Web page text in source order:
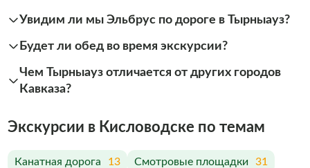
Увидим ли мы Эльбрус по дороге в Тырныауз?
Будет ли обед во время экскурсии?
Чем Тырныауз отличается от других городов
Кавказа?
Экскурсии в Кисловодске по темам
Канатная дорога 13 Смотровые площадки 31